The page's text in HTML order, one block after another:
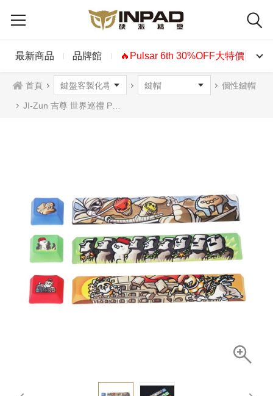
最新商品 品牌館 🔥Pulsar 6th 30%OFF大特價🔥
首頁 個性鍵帽
JI-Zun 吉尊 世界巡禮 PBT熱昇華鍵帽組